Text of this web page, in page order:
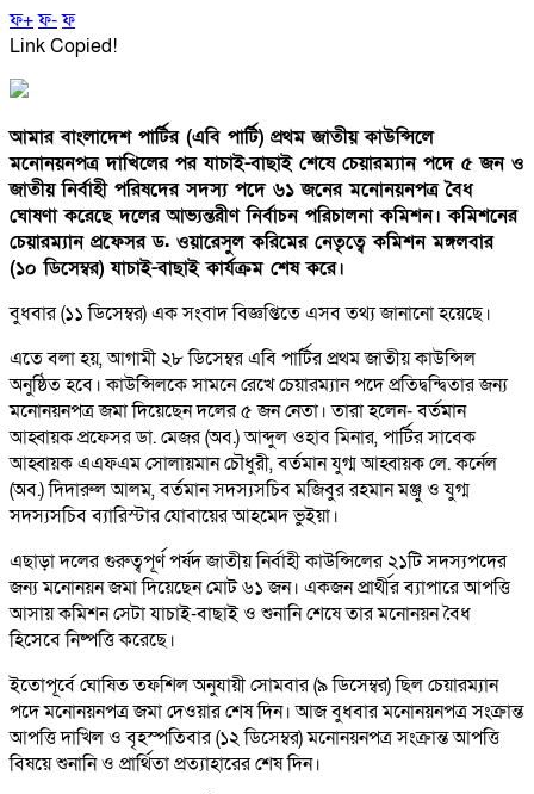
ফ+ফ-ফ
Link Copied!
আমার বাংলাদেশ পার্টির (এবি পার্টি) প্রথম জাতীয় কাউন্সিলে
মনোনয়নপত্র দাখিলের পর যাচাই-বাছাই শেষে চেয়ারম্যান পদে ৫ জন ও
জাতীয় নির্বাহী পরিষদের সদস্য পদে ৬১ জনের মনোনয়নপত্র বৈধ
ঘোষণা করেছে দলের আভ্যন্তরীণ নির্বাচন পরিচালনা কমিশন। কমিশনের
চেয়ারম্যান প্রফেসর ড. ওয়ারেসুল করিমের নেতৃত্বে কমিশন মঙ্গলবার
(১০ ডিসেম্বর) যাচাই-বাছাই কার্যক্রম শেষ করে।
বুধবার (১১ ডিসেম্বর) এক সংবাদ বিজ্ঞপ্তিতে এসব তথ্য জানানো হয়েছে।
এতে বলা হয়, আগামী ২৮ ডিসেম্বর এবি পার্টির প্রথম জাতীয় কাউন্সিল
অনুষ্ঠিত হবে। কাউন্সিলকে সামনে রেখে চেয়ারম্যান পদে প্রতিদ্বন্দ্বিতার জন্য
মনোনয়নপত্র জমা দিয়েছেন দলের ৫ জন নেতা। তারা হলেন- বর্তমান
আহ্বায়ক প্রফেসর ডা. মেজর (অব.) আব্দুল ওহাব মিনার, পার্টির সাবেক
আহ্বায়ক এএফএম সোলায়মান চৌধুরী, বর্তমান যুগ্ম আহ্বায়ক লে. কর্নেল
(অব.) দিদারুল আলম, বর্তমান সদস্যসচিব মজিবুর রহমান মঞ্জু ও যুগ্ম
সদস্যসচিব ব্যারিস্টার যোবায়ের আহমেদ ভুইয়া।
এছাড়া দলের গুরুত্বপূর্ণ পর্ষদ জাতীয় নির্বাহী কাউন্সিলের ২১টি সদস্যপদের
জন্য মনোনয়ন জমা দিয়েছেন মোট ৬১ জন। একজন প্রার্থীর ব্যাপারে আপত্তি
আসায় কমিশন সেটা যাচাই-বাছাই ও শুনানি শেষে তার মনোনয়ন বৈধ
হিসেবে নিষ্পত্তি করেছে।
ইতোপূর্বে ঘোষিত তফশিল অনুযায়ী সোমবার (৯ ডিসেম্বর) ছিল চেয়ারম্যান
পদে মনোনয়নপত্র জমা দেওয়ার শেষ দিন। আজ বুধবার মনোনয়নপত্র সংক্রান্ত
আপত্তি দাখিল ও বৃহস্পতিবার (১২ ডিসেম্বর) মনোনয়নপত্র সংক্রান্ত আপত্তি
বিষয়ে শুনানি ও প্রার্থিতা প্রত্যাহারের শেষ দিন।